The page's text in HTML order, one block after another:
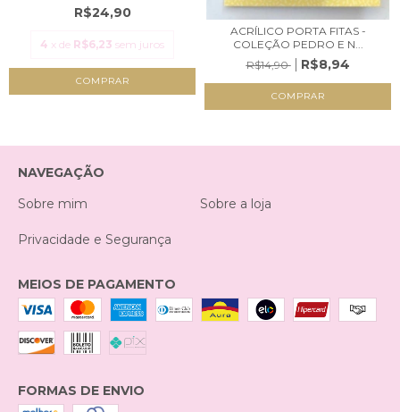
R$24,90
4 x de R$6,23 sem juros
ACRÍLICO PORTA FITAS -
COLEÇÃO PEDRO E N...
R$14,90
R$8,94
NAVEGAÇÃO
Sobre mim
Sobre a loja
Privacidade e Segurança
MEIOS DE PAGAMENTO
FORMAS DE ENVIO